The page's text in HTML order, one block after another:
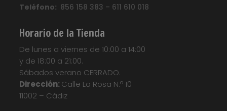
Teléfono: 856 158 383 – 611 610 018
Horario de la Tienda
De lunes a viernes de 10:00 a 14:00
y de 18:00 a 21:00.
Sábados verano CERRADO.
Dirección:Calle La Rosa N.º 10
11002 – Cádiz